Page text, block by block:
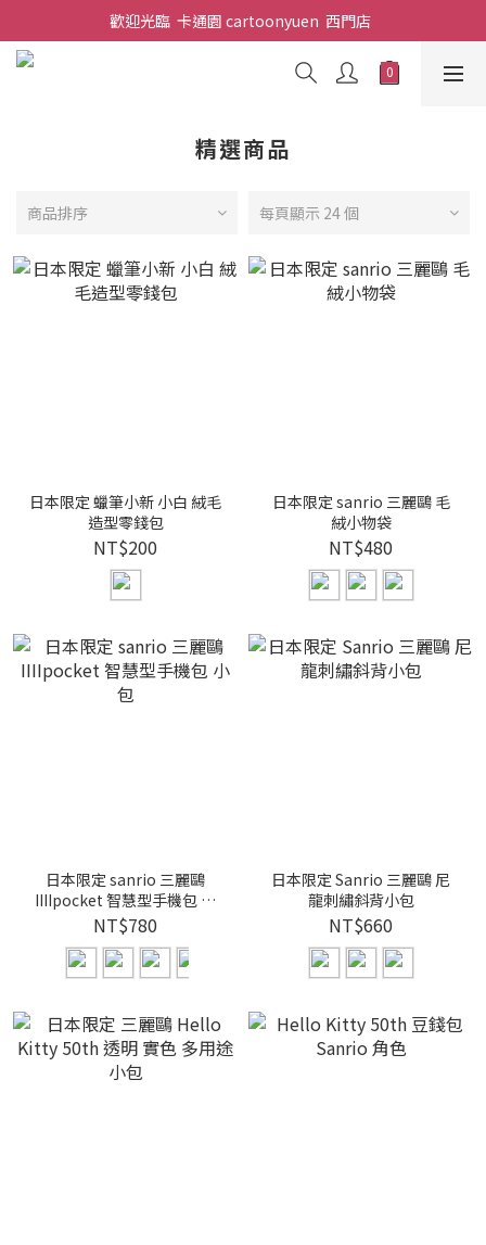
歡迎光臨  卡通園 cartoonyuen  西門店
精選商品
商品排序 每頁顯示 24 個
日本限定 蠟筆小新 小白 絨毛
造型零錢包
NT$200
日本限定 sanrio 三麗鷗 毛
絨小物袋
NT$480
日本限定 sanrio 三麗鷗
IIIIpocket 智慧型手機包 小
包
NT$780
日本限定 Sanrio 三麗鷗 尼
龍刺繡斜背小包
NT$660